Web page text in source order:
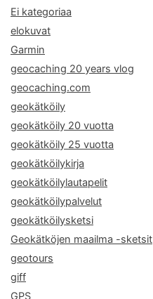
Ei kategoriaa
elokuvat
Garmin
geocaching 20 years vlog
geocaching.com
geokätköily
geokätköily 20 vuotta
geokätköily 25 vuotta
geokätköilykirja
geokätköilylautapelit
geokätköilypalvelut
geokätköilysketsi
Geokätköjen maailma -sketsit
geotours
giff
GPS